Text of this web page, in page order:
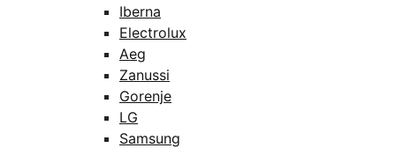
Iberna
Electrolux
Aeg
Zanussi
Gorenje
LG
Samsung